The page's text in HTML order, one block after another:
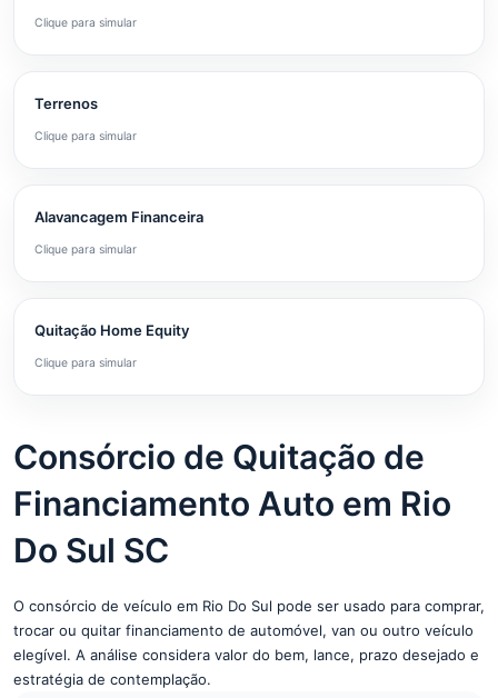
Clique para simular
Terrenos
Clique para simular
Alavancagem Financeira
Clique para simular
Quitação Home Equity
Clique para simular
Consórcio de Quitação de
Financiamento Auto em Rio
Do Sul SC
O consórcio de veículo em Rio Do Sul pode ser usado para comprar,
trocar ou quitar financiamento de automóvel, van ou outro veículo
elegível. A análise considera valor do bem, lance, prazo desejado e
estratégia de contemplação.